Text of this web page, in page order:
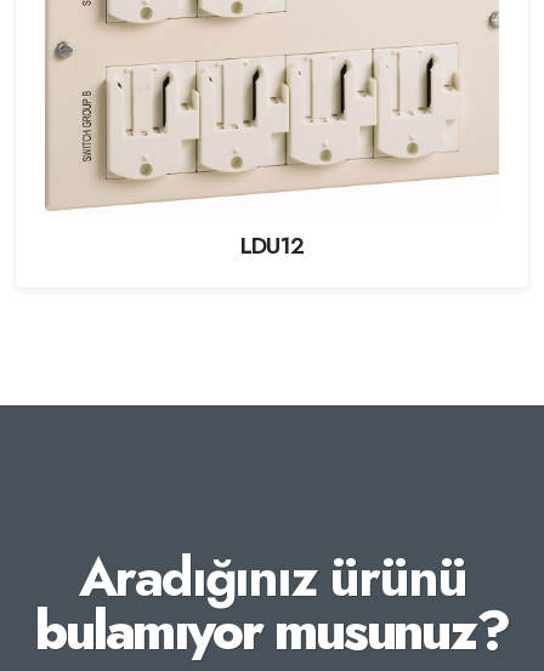
LDU12
Aradığınız ürünü
bulamıyor musunuz?